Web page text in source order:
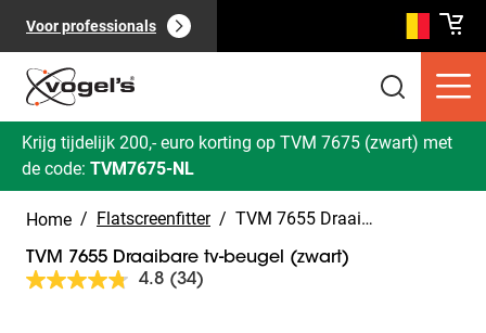
Voor professionals
Krijg tijdelijk 200,- euro korting op TVM 7675 (zwart) met
de code: TVM7675-NL
Home / Flatscreenfitter / TVM 7655 Draaibare tv-beugel (zwart)
TVM 7655 Draaibare tv-beugel (zwart)
4.8 Lees
(34)